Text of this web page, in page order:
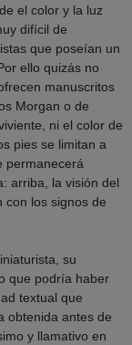
el color y la luz
difícil de
que poseían un
ello quizás no
manuscritos
Morgan o de
ni el color de
pies se limitan a
permanecerá
arriba, la visión del
con los signos de
su
que podría haber
textual que
obtenida antes de
y llamativo en